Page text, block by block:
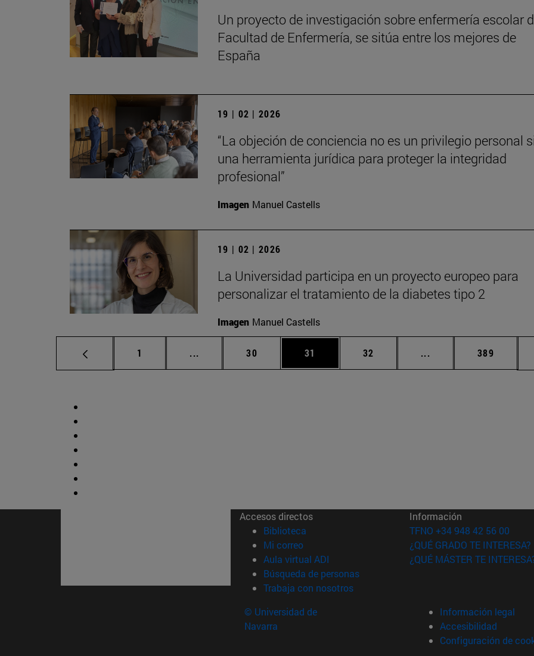
Un proyecto de investigación sobre enfermería escolar
Facultad de Enfermería, se sitúa entre los mejores de
España
19 | 02 | 2026
“La objeción de conciencia no es un privilegio personal
una herramienta jurídica para proteger la integridad
profesional”
Imagen Manuel Castells
19 | 02 | 2026
La Universidad participa en un proyecto europeo para
personalizar el tratamiento de la diabetes tipo 2
Imagen Manuel Castells
Página
1 ... Páginas intermedias Use TAB para desplazarse.
Página
30 Página
31 Página
32 ... Páginas intermedias
Página
389
Accesos directos
Biblioteca (abre en nueva ventana)
Mi correo(abre en nueva ventana)
Aula virtual ADI (abre en nueva ventana)
Búsqueda de personas(abre en nueva ventana)
Trabaja con nosotros(abre en nueva ventana)
Información
TFNO +34 948 42 56 00
¿QUÉ GRADO TE INTERESA?
¿QUÉ MÁSTER TE
© Universidad de
Navarra
Información legal
Accesibilidad
Configuración de